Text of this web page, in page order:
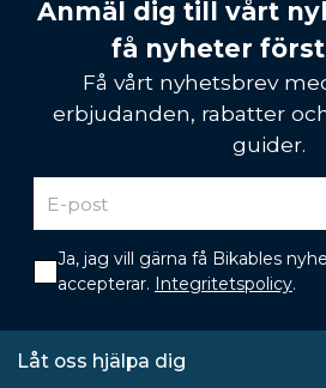
Anmäl dig till vårt
få nyheter först
Få vårt nyhetsbrev
erbjudanden, rabatter
guider.
Ja, jag vill gärna få Bikables
accepterar. Integritetspolicy.
Låt oss hjälpa dig